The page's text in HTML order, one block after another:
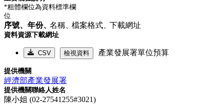
*粗體欄位為資料標準欄
位
序號、 年份、名稱、檔案格式、下載網址
資料資源下載網址
CSV 檢視資料 產業發展署單位預算
提供機關
經濟部產業發展署
提供機關聯絡人姓名
陳小姐 (02-27541255#3021)